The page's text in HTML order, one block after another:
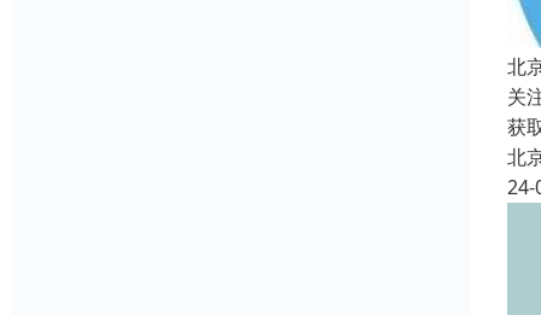
北
关
获
北
24-